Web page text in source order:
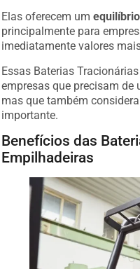
Elas oferecem um
principalmente para
imediatamente valores
Essas Baterias
empresas que precisam de
mas que também
importante.
Benefícios das
Empilhadeiras